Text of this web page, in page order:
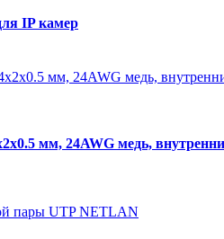
IP камер
мм, 24AWG медь,
пары UTP NETLAN